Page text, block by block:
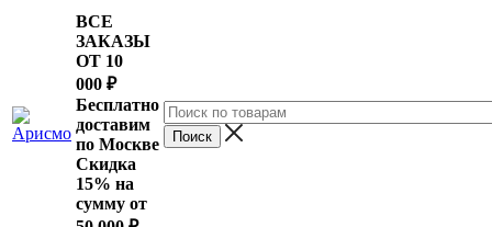
ВСЕ
ЗАКАЗЫ
ОТ 10
000 ₽
Бесплатно
доставим
по Москве
Скидка
15% на
сумму от